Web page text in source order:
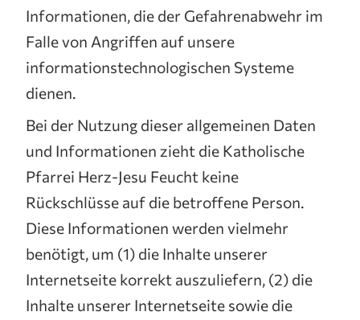
Informationen, die der Gefahrenabwehr im
Falle von Angriffen auf unsere
informationstechnologischen Systeme
dienen.
Bei der Nutzung dieser allgemeinen Daten
und Informationen zieht die Katholische
Pfarrei Herz-Jesu Feucht keine
Rückschlüsse auf die betroffene Person.
Diese Informationen werden vielmehr
benötigt, um (1) die Inhalte unserer
Internetseite korrekt auszuliefern, (2) die
Inhalte unserer Internetseite sowie die